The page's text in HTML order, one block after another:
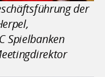
der
Spielbanken